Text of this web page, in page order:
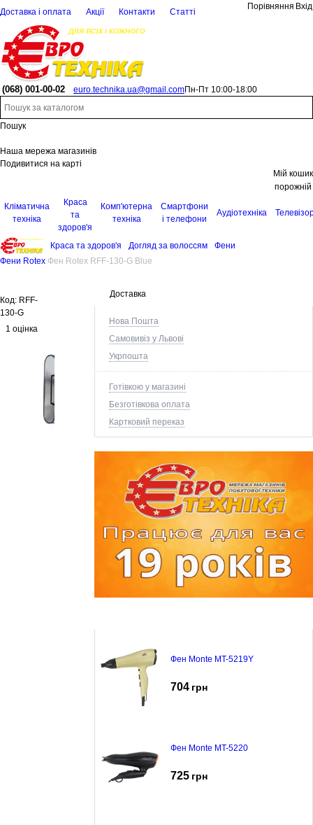
Доставка і оплата Акції Контакти Статті
Порівняння Вхід
(068) 001-00-02 euro.technika.ua@gmail.comПн-Пт 10:00-18:00
Пошук
Наша мережа магазинів
Подивитися на карті
Мій кошик
порожній
Кліматична
техніка
Краса
та
здоров'я
Комп'ютерна
техніка
Смартфони
і телефони
Аудіотехніка
Краса та здоров'я Догляд за волоссям
Фени
Фени Rotex Фен Rotex RFF-130-G Blue
Доставка
Нова Пошта
Самовивіз у Львові
Укрпошта
Готівкою у магазині
Безготівкова оплата
Картковий переказ
Фен Monte MT-5219Y
704 грн
Фен Monte MT-5220
725 грн
Код: RFF-
130-G
1 оцінка